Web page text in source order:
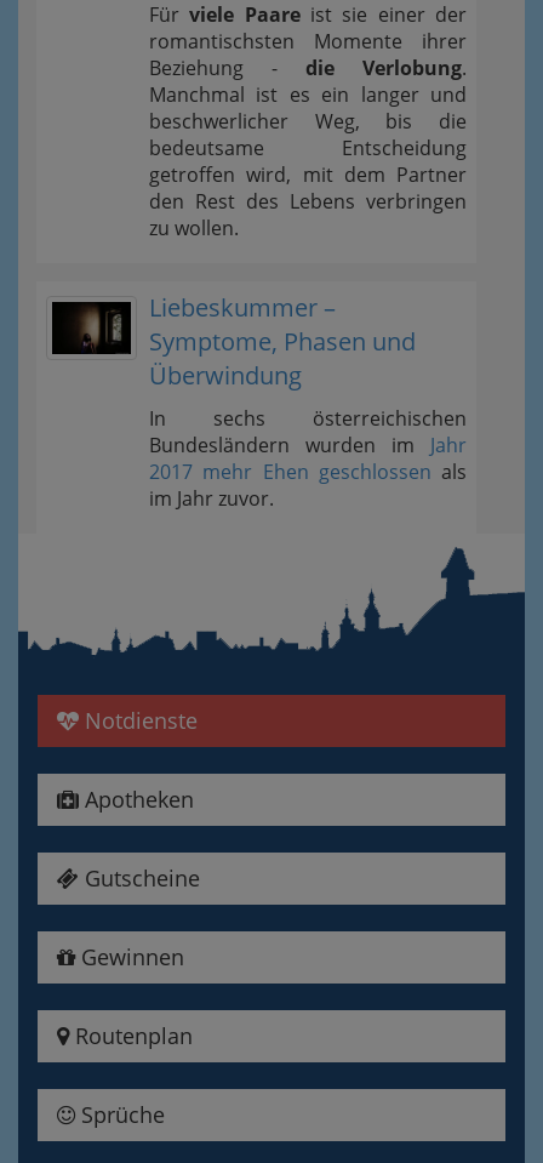
Fürviele Paareist sie einer der
romantischsten Momente ihrer
Beziehung - die Verlobung.
Manchmal ist es ein langer und
beschwerlicher Weg, bis die
bedeutsame Entscheidung
getroffen wird, mit dem Partner
den Rest des Lebens verbringen
zu wollen.
Liebeskummer –
Symptome, Phasen und
Überwindung
In sechs österreichischen
Bundesländern wurden im Jahr
2017 mehr Ehen geschlossen als
im Jahr zuvor.
Notdienste
Apotheken
Gutscheine
Gewinnen
Routenplan
Sprüche